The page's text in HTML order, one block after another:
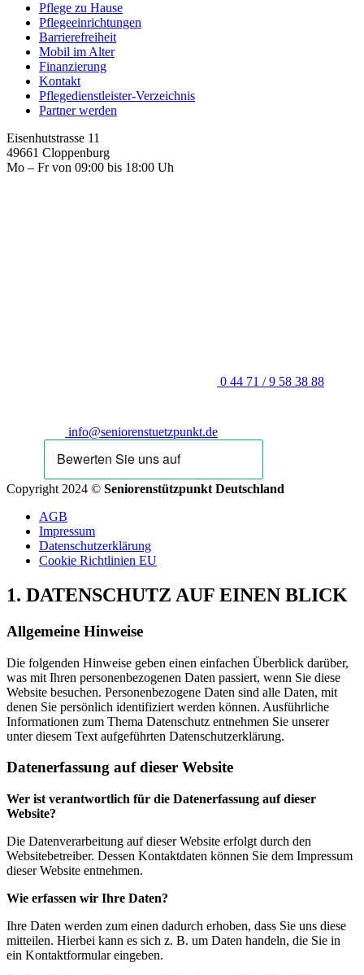
Pflege zu Hause
Pflegeeinrichtungen
Barrierefreiheit
Mobil im Alter
Finanzierung
Kontakt
Pflegedienstleister-Verzeichnis
Partner werden
Eisenhutstrasse 11
49661 Cloppenburg
Mo – Fr von 09:00 bis 18:00 Uh
0 44 71 / 9 58 38 88
info@seniorenstuetzpunkt.de
Copyright 2024 © Seniorenstützpunkt Deutschland
AGB
Impressum
Datenschutzerklärung
Cookie Richtlinien EU
1. DATENSCHUTZ AUF EINEN BLICK
Allgemeine Hinweise
Die folgenden Hinweise geben einen einfachen Überblick darüber,
was mit Ihren personenbezogenen Daten passiert, wenn Sie diese
Website besuchen. Personenbezogene Daten sind alle Daten, mit
denen Sie persönlich identifiziert werden können. Ausführliche
Informationen zum Thema Datenschutz entnehmen Sie unserer
unter diesem Text aufgeführten Datenschutzerklärung.
Datenerfassung auf dieser Website
Wer ist verantwortlich für die Datenerfassung auf dieser
Website?
Die Datenverarbeitung auf dieser Website erfolgt durch den
Websitebetreiber. Dessen Kontaktdaten können Sie dem Impressum
dieser Website entnehmen.
Wie erfassen wir Ihre Daten?
Ihre Daten werden zum einen dadurch erhoben, dass Sie uns diese
mitteilen. Hierbei kann es sich z. B. um Daten handeln, die Sie in
ein Kontaktformular eingeben.